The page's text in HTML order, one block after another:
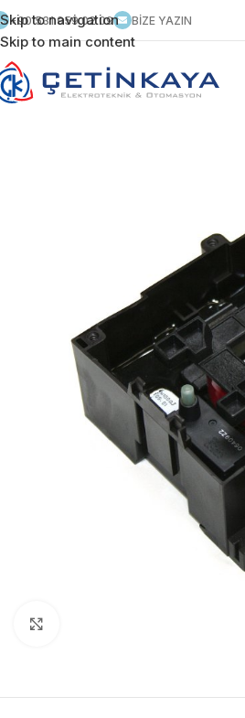
Skip to navigation
Skip to main content
+90 531 959 02 09 BİZE YAZIN